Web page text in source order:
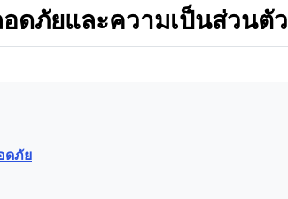
ดภัยและความเป็นส่วนตัว
ดภัย